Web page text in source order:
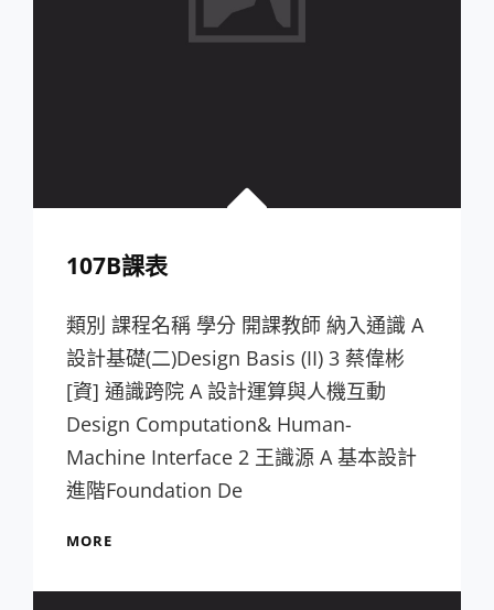
107B課表
類別 課程名稱 學分 開課教師 納入通識 A
設計基礎(二)Design Basis (II) 3 蔡偉彬
[資] 通識跨院 A 設計運算與人機互動
Design Computation& Human-
Machine Interface 2 王識源 A 基本設計
進階Foundation De
MORE